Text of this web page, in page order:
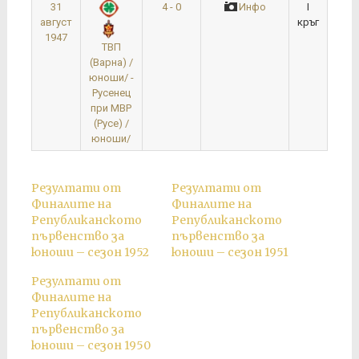
31
август
1947
ТВП
(Варна) /
юноши/ -
Русенец
при МВР
(Русе) /
юноши/
4 - 0 Инфо
I
кръг
Резултати от
Финалите на
Републиканското
първенство за
юноши – сезон 1952
Резултати от
Финалите на
Републиканското
първенство за
юноши – сезон 1951
Резултати от
Финалите на
Републиканското
първенство за
юноши – сезон 1950